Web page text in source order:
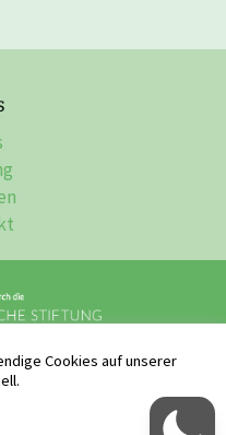
& Disclaimer
& Webentwicklung
Cookies auf unserer